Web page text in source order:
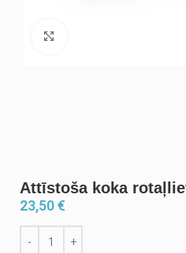
Attīstoša koka
23,50€